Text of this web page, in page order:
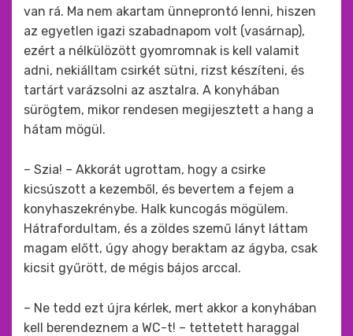
van rá. Ma nem akartam ünneprontó lenni, hiszen
az egyetlen igazi szabadnapom volt (vasárnap),
ezért a nélkülözött gyomromnak is kell valamit
adni, nekiálltam csirkét sütni, rizst készíteni, és
tartárt varázsolni az asztalra. A konyhában
sürögtem, mikor rendesen megijesztett a hang a
hátam mögül.
– Szia! – Akkorát ugrottam, hogy a csirke
kicsúszott a kezemből, és bevertem a fejem a
konyhaszekrénybe. Halk kuncogás mögülem.
Hátrafordultam, és a zöldes szemű lányt láttam
magam előtt, úgy ahogy beraktam az ágyba, csak
kicsit gyűrött, de mégis bájos arccal.
– Ne tedd ezt újra kérlek, mert akkor a konyhában
kell berendeznem a WC-t! – tettetett haraggal